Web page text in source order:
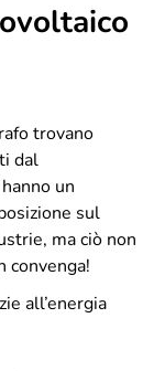
trovano
dal
un
sul
ma ciò non
convenga!
all’energia